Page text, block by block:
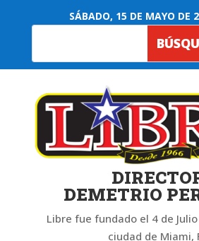
SÁBADO, 15 DE MAYO DE
DEMETRIO
Libre fue fundado el 4 de
ciudad de Miami,